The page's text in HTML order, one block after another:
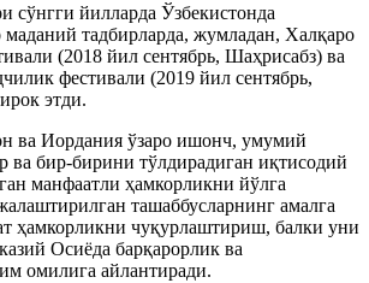
сўнгги йилларда Ўзбекистонда
маданий тадбирларда, жумладан, Халқаро
(2018 йил сентябрь, Шаҳрисабз) ва
фестивали (2019 йил сентябрь,
этди.
ва Иордания ўзаро ишонч, умумий
ва бир-бирини тўлдирадиган иқтисодий
манфаатли ҳамкорликни йўлга
ташаббусларнинг амалга
ҳамкорликни чуқурлаштириш, балки уни
Осиёда барқарорлик ва
омилига айлантиради.